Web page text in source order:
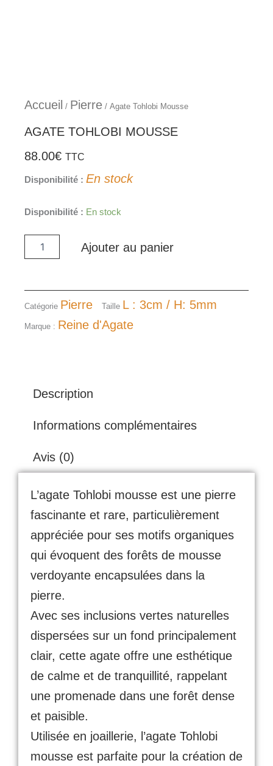
Accueil / Pierre / Agate Tohlobi Mousse
AGATE TOHLOBI MOUSSE
88.00€ TTC
Disponibilité : En stock
Disponibilité : En stock
quantité
Agate
Tohlobi
Mousse
Ajouter au panier
Catégorie Pierre Taille L : 3cm / H: 5mm
Marque : Reine d'Agate
Description
Informations complémentaires
Avis (0)
L’agate Tohlobi mousse est une pierre
fascinante et rare, particulièrement
appréciée pour ses motifs organiques
qui évoquent des forêts de mousse
verdoyante encapsulées dans la
pierre.
Avec ses inclusions vertes naturelles
dispersées sur un fond principalement
clair, cette agate offre une esthétique
de calme et de tranquillité, rappelant
une promenade dans une forêt dense
et paisible.
Utilisée en joaillerie, l’agate Tohlobi
mousse est parfaite pour la création de